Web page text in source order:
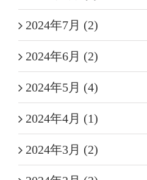
2024年7月 (2)
2024年6月 (2)
2024年5月 (4)
2024年4月 (1)
2024年3月 (2)